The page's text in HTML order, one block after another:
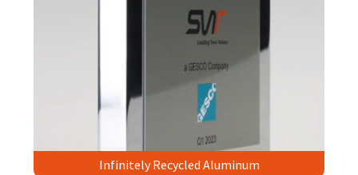
Infinitely Recycled Aluminum